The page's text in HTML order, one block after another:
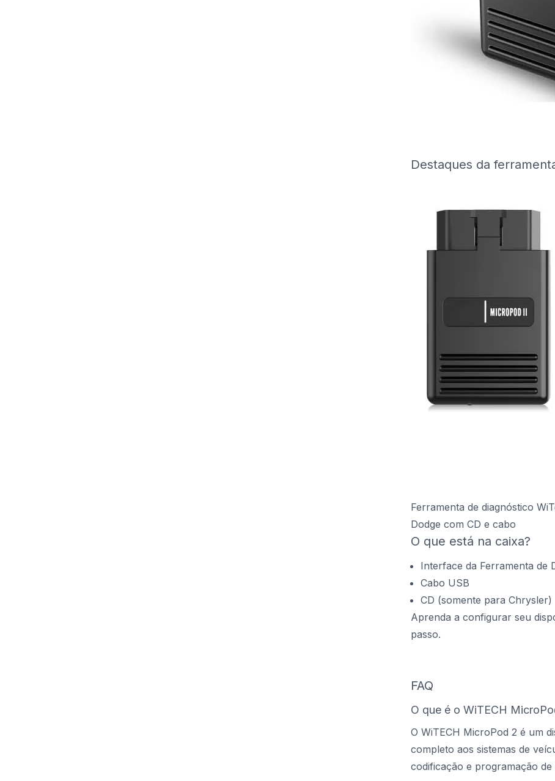
Destaques da
Ferramenta de diagnóstico
Dodge com CD e cabo
O que está na caixa?
Interface da Ferramenta de
Cabo USB
CD (somente para Chrysler)
Aprenda a configurar seu
passo.
FAQ
O que é o WiTECH
O WiTECH MicroPod 2 é um
completo aos sistemas de
codificação e programação de